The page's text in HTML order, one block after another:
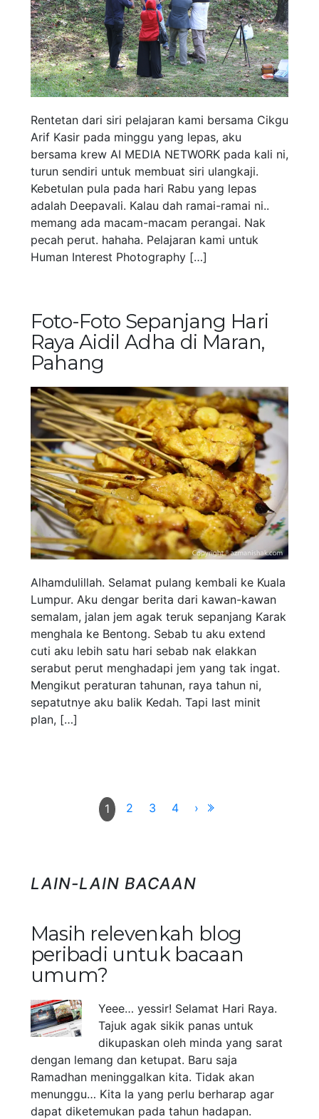
Rentetan dari siri pelajaran kami bersama Cikgu
Arif Kasir pada minggu yang lepas, aku
bersama krew AI MEDIA NETWORK pada kali ni,
turun sendiri untuk membuat siri ulangkaji.
Kebetulan pula pada hari Rabu yang lepas
adalah Deepavali. Kalau dah ramai-ramai ni..
memang ada macam-macam perangai. Nak
pecah perut. hahaha. Pelajaran kami untuk
Human Interest Photography […]
Foto-Foto Sepanjang Hari
Raya Aidil Adha di Maran,
Pahang
Alhamdulillah. Selamat pulang kembali ke Kuala
Lumpur. Aku dengar berita dari kawan-kawan
semalam, jalan jem agak teruk sepanjang Karak
menghala ke Bentong. Sebab tu aku extend
cuti aku lebih satu hari sebab nak elakkan
serabut perut menghadapi jem yang tak ingat.
Mengikut peraturan tahunan, raya tahun ni,
sepatutnye aku balik Kedah. Tapi last minit
plan, […]
1 2 3 4 ›
LAIN-LAIN BACAAN
Masih relevenkah blog
peribadi untuk bacaan
umum?
Yeee… yessir! Selamat Hari Raya.
Tajuk agak sikik panas untuk
dikupaskan oleh minda yang sarat
dengan lemang dan ketupat. Baru saja
Ramadhan meninggalkan kita. Tidak akan
menunggu… Kita la yang perlu berharap agar
dapat diketemukan pada tahun hadapan.